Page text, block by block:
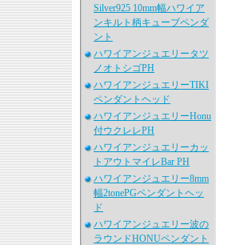
Silver925 10mm幅ハワイア
ンキルト柄キューブペンダ
ント
ハワイアンジュエリータツ
ノオトシゴPH
ハワイアンジュエリーTIKI
ペンダントヘッド
ハワイアンジュエリーHonu
付ウクレレPH
ハワイアンジュエリーカッ
トアウトマイレBar PH
ハワイアンジュエリー8mm
幅2tonePGペンダントヘッ
ド
ハワイアンジュエリー波の
ラウンドHONUペンダント